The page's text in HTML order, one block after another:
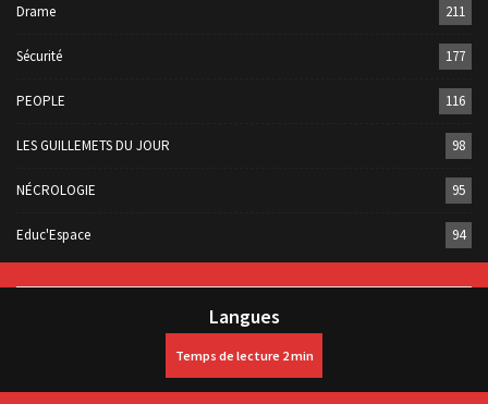
Drame 211
Sécurité 177
PEOPLE 116
LES GUILLEMETS DU JOUR 98
NÉCROLOGIE 95
Educ'Espace 94
Langues